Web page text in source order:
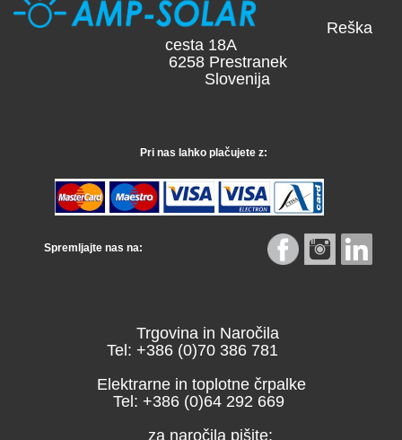
Reška
cesta 18A
6258 Prestranek
Slovenija
Pri nas lahko plačujete z:
Spremljajte nas na:
Trgovina in Naročila
Tel: +386 (0)70 386 781
Elektrarne in toplotne črpalke
Tel: +386 (0)64 292 669
za naročila pišite: